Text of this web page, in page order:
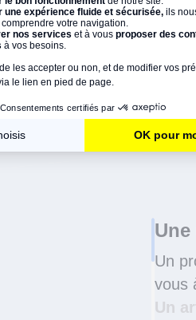
Un
vous
Un